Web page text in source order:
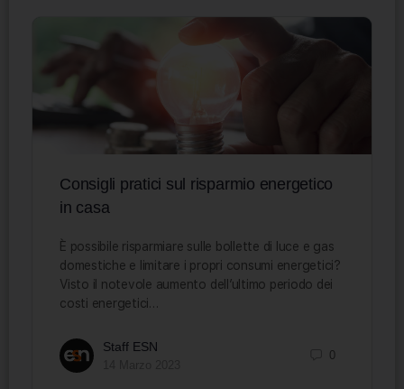
Consigli pratici sul risparmio energetico
in casa
È possibile risparmiare sulle bollette di luce e gas
domestiche e limitare i propri consumi energetici?
Visto il notevole aumento dell’ultimo periodo dei
costi energetici…
Staff ESN
0